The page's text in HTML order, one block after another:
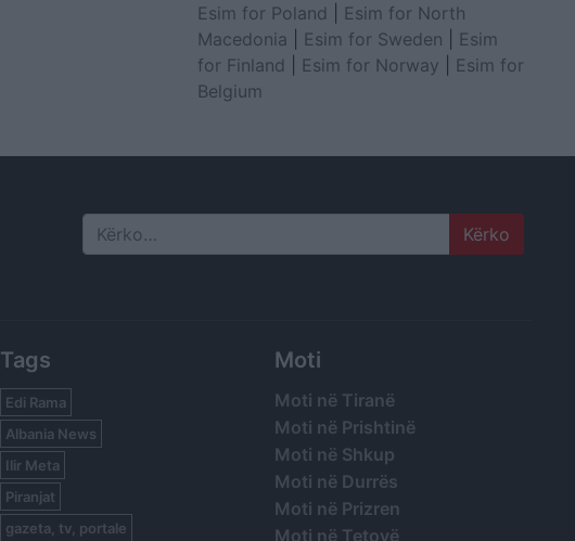
Esim for Poland
Esim for North
Macedonia
Esim for Sweden
Esim
for Finland
Esim for Norway
Esim for
Belgium
Search
Tags
Edi Rama
Albania News
Ilir Meta
Piranjat
gazeta, tv, portale
Moti
Moti në Tiranë
Moti në Prishtinë
Moti në Shkup
Moti në Durrës
Moti në Prizren
Moti në Tetovë